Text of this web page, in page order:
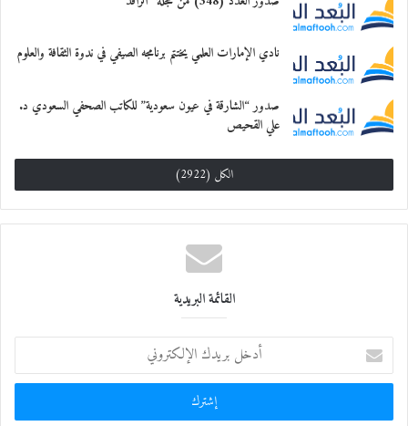
نادي الإمارات العلمي يختتم برنامجه الصيفي في ندوة الثقافة والعلوم
صدور “الشارقة في عيون سعودية” للكاتب الصحفي السعودي د.
علي القحيص
الكل (2922)
القائمة البريدية
خ